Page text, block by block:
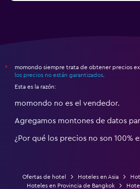
*
momondo siempre trata de obtener precios
los precios no están garantizados
Esta es la razón:
momondo no es el vendedor.
Agregamos montones de datos
¿Por qué los precios no son 100%
Ofertas de hotel Hoteles en Asia
Hoteles en Provincia de Bangkok